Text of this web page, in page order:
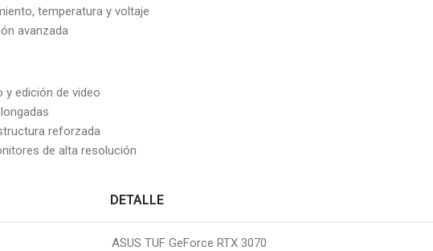
temperatura y voltaje
avanzada
y edición de video
reforzada
de alta resolución
DETALLE
ASUS TUF GeForce RTX 3070